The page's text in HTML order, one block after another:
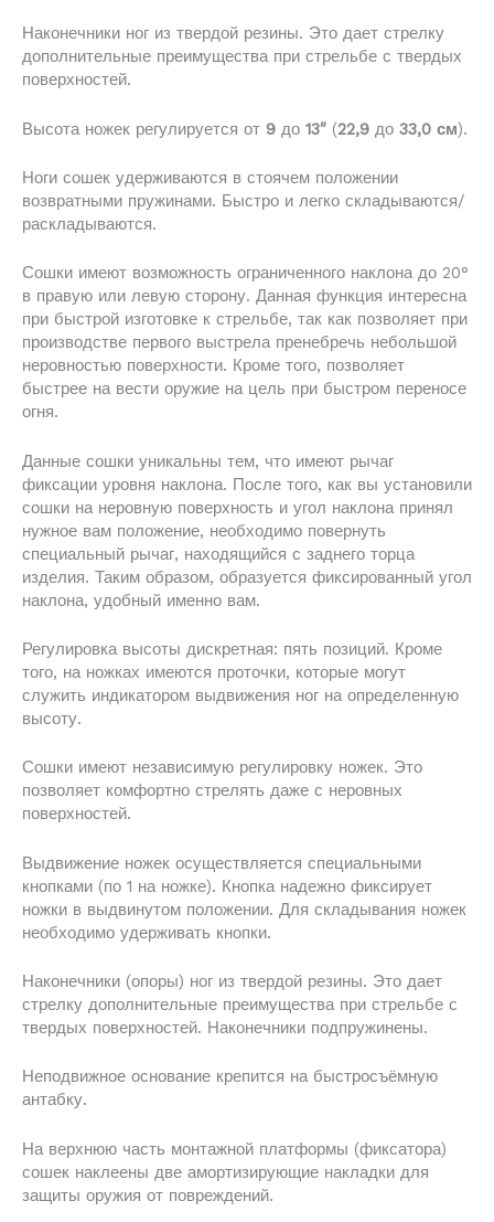
Наконечники ног из твердой резины. Это дает стрелку
дополнительные преимущества при стрельбе с твердых
поверхностей.
Высота ножек регулируется от 9 до 13″ (22,9 до 33,0 см).
Ноги сошек удерживаются в стоячем положении
возвратными пружинами. Быстро и легко складываются/
раскладываются.
Сошки имеют возможность ограниченного наклона до 20°
в правую или левую сторону. Данная функция интересна
при быстрой изготовке к стрельбе, так как позволяет при
производстве первого выстрела пренебречь небольшой
неровностью поверхности. Кроме того, позволяет
быстрее на вести оружие на цель при быстром переносе
огня.
Данные сошки уникальны тем, что имеют рычаг
фиксации уровня наклона. После того, как вы установили
сошки на неровную поверхность и угол наклона принял
нужное вам положение, необходимо повернуть
специальный рычаг, находящийся с заднего торца
изделия. Таким образом, образуется фиксированный угол
наклона, удобный именно вам.
Регулировка высоты дискретная: пять позиций. Кроме
того, на ножках имеются проточки, которые могут
служить индикатором выдвижения ног на определенную
высоту.
Сошки имеют независимую регулировку ножек. Это
позволяет комфортно стрелять даже с неровных
поверхностей.
Выдвижение ножек осуществляется специальными
кнопками (по 1 на ножке). Кнопка надежно фиксирует
ножки в выдвинутом положении. Для складывания ножек
необходимо удерживать кнопки.
Наконечники (опоры) ног из твердой резины. Это дает
стрелку дополнительные преимущества при стрельбе с
твердых поверхностей. Наконечники подпружинены.
Неподвижное основание крепится на быстросъёмную
антабку.
На верхнюю часть монтажной платформы (фиксатора)
сошек наклеены две амортизирующие накладки для
защиты оружия от повреждений.